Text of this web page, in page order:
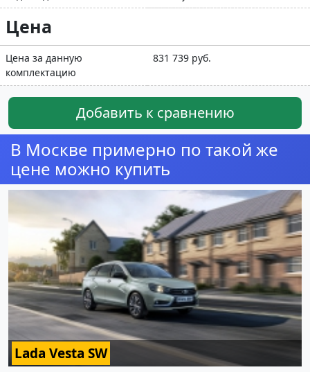
Цена
Цена за данную
комплектацию
831 739 руб.
Добавить к сравнению
В Москве примерно по такой же
цене можно купить
Lada Vesta SW